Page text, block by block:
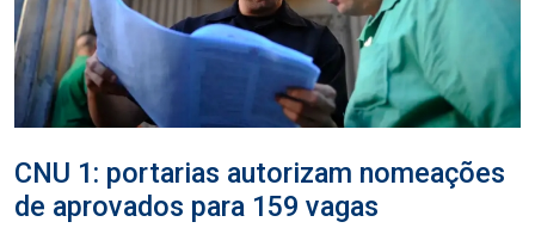
CNU 1: portarias autorizam nomeações
de aprovados para 159 vagas